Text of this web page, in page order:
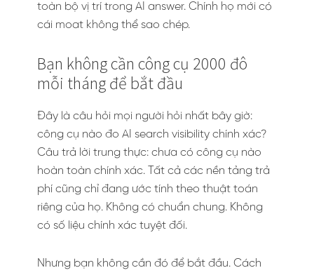
toàn bộ vị trí trong AI answer. Chính họ mới có
cái moat không thể sao chép.
Bạn không cần công cụ 2000 đô
mỗi tháng để bắt đầu
Đây là câu hỏi mọi người hỏi nhất bây giờ:
công cụ nào đo AI search visibility chính xác?
Câu trả lời trung thực: chưa có công cụ nào
hoàn toàn chính xác. Tất cả các nền tảng trả
phí cũng chỉ đang ước tính theo thuật toán
riêng của họ. Không có chuẩn chung. Không
có số liệu chính xác tuyệt đối.
Nhưng bạn không cần đó để bắt đầu. Cách